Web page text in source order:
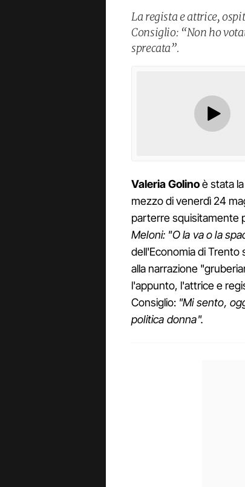
La regista e attrice,
Consiglio: “Non ho
sprecata”.
ValeriaGolinoè stata
mezzo di venerdì 24
parterre squisitamente
Meloni: "O la va o la
dell'Economia di Trento
alla narrazione
l'appunto, l'attrice e
Consiglio: "Mi sento,
politica donna".